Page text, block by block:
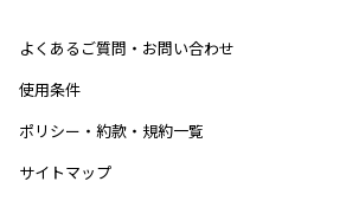
よくあるご質問・お問い合わせ
使用条件
ポリシー・約款・規約一覧
サイトマップ